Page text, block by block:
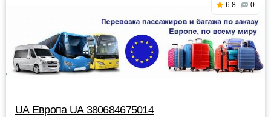
6.8 0
UА Европа UА 380684675014